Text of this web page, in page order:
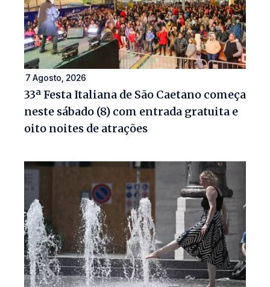
7 Agosto, 2026
33ª Festa Italiana de São Caetano começa
neste sábado (8) com entrada gratuita e
oito noites de atrações